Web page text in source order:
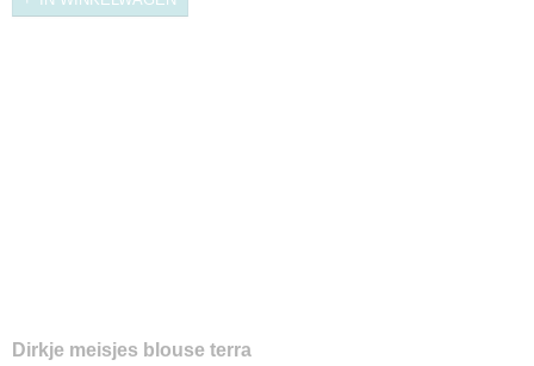
Dirkje meisjes blouse terra